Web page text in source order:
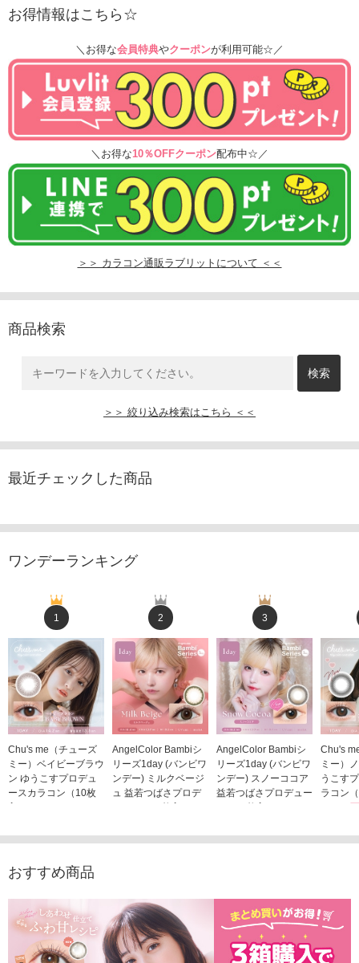
お得情報はこちら☆
＼お得な会員特典やクーポンが利用可能☆／
＼お得な10％OFFクーポン配布中☆／
＞＞ カラコン通販ラブリットについて ＜＜
商品検索
＞＞ 絞り込み検索はこちら ＜＜
最近チェックした商品
ワンデーランキング
1
Chu's me（チューズ
ミー）ベイビーブラウ
ン ゆうこすプロデュ
ースカラコン（10枚
入り）
2
AngelColor Bambiシ
リーズ1day (バンビワ
ンデー) ミルクベージ
ュ 益若つばさプロデ
ュース（10枚入り）
3
AngelColor Bambiシ
リーズ1day (バンビワ
ンデー) スノーココア
益若つばさプロデュー
ス（10枚入り）
Chu's
ミー）
うこす
ラコン
おすすめ商品